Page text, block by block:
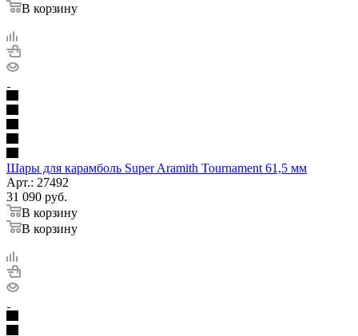
В корзину
Шары для карамболь Super Aramith Tournament 61,5 мм
Арт.: 27492
31 090 руб.
В корзину
В корзину